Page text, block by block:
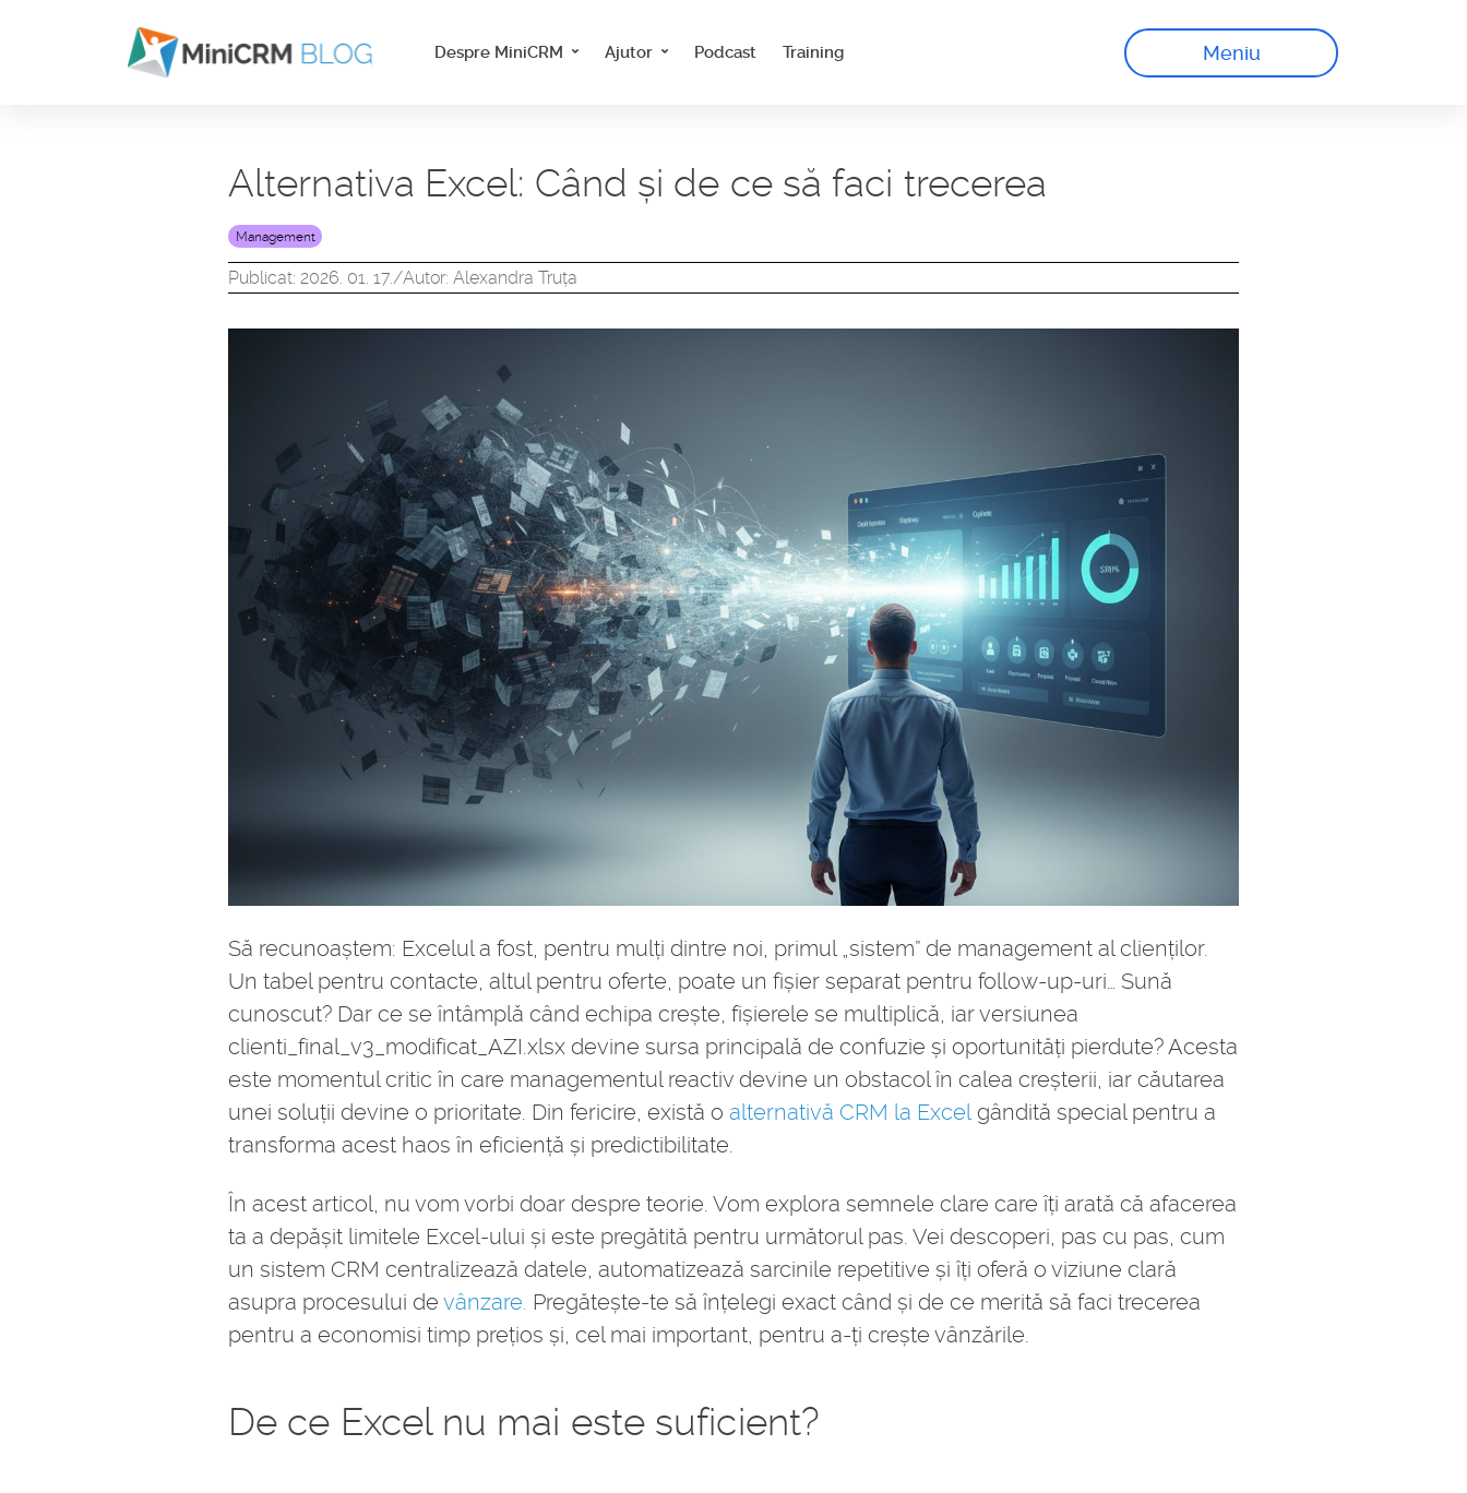
Despre MiniCRM Ajutor Podcast Training Meniu
Alternativa Excel: Când și de ce să faci trecerea
Management
Publicat: 2026. 01. 17./Autor: Alexandra Truța
Să recunoaștem: Excelul a fost, pentru mulți dintre noi, primul „sistem” de management al clienților.
Un tabel pentru contacte, altul pentru oferte, poate un fișier separat pentru follow-up-uri… Sună
cunoscut? Dar ce se întâmplă când echipa crește, fișierele se multiplică, iar versiunea
clienti_final_v3_modificat_AZI.xlsx devine sursa principală de confuzie și oportunități pierdute? Acesta
este momentul critic în care managementul reactiv devine un obstacol în calea creșterii, iar căutarea
unei soluții devine o prioritate. Din fericire, există o alternativă CRM la Excel gândită special pentru a
transforma acest haos în eficiență și predictibilitate.
În acest articol, nu vom vorbi doar despre teorie. Vom explora semnele clare care îți arată că afacerea
ta a depășit limitele Excel-ului și este pregătită pentru următorul pas. Vei descoperi, pas cu pas, cum
un sistem CRM centralizează datele, automatizează sarcinile repetitive și îți oferă o viziune clară
asupra procesului de vânzare. Pregătește-te să înțelegi exact când și de ce merită să faci trecerea
pentru a economisi timp prețios și, cel mai important, pentru a-ți crește vânzările.
De ce Excel nu mai este suficient?